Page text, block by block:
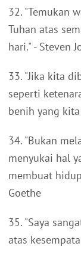
32. "Temukan
Tuhan atas
hari." - Steven
33. "Jika kita
seperti
benih yang
34. "Bukan
menyukai hal
membuat
Goethe
35. "Saya
atas